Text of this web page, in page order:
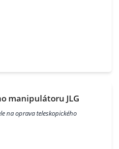
manipulátoru JLG
na oprava teleskopického